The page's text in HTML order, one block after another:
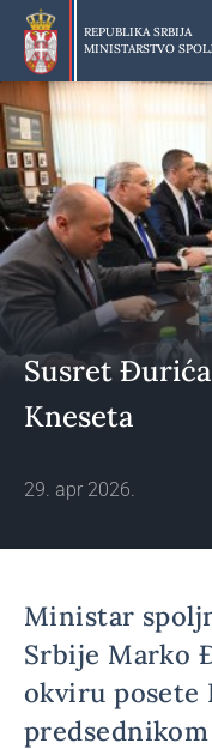
Preskoči
glavni
deo
sadržaja
REPUBLIKA SRBIJA
MINISTARSTVO
Susret
Kneseta
29. apr 2026.
Ministar
Srbije Marko
okviru posete